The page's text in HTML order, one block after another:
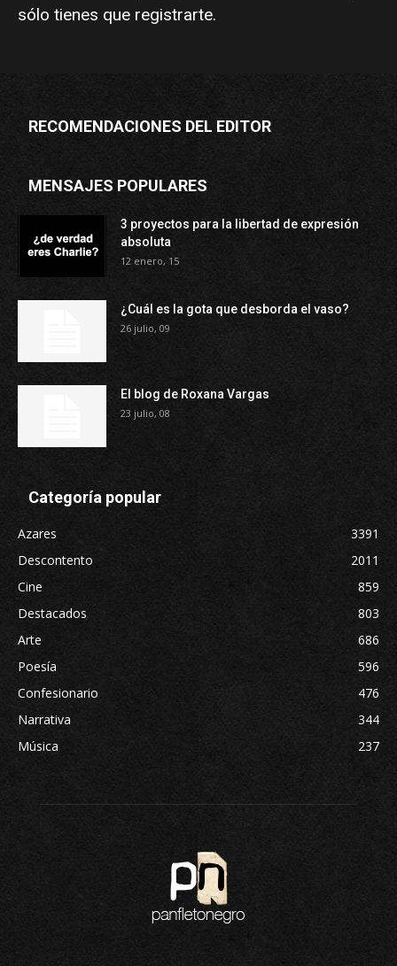
sólo tienes que registrarte.
RECOMENDACIONES DEL EDITOR
MENSAJES POPULARES
3 proyectos para la libertad de expresión
absoluta
12 enero, 15
¿Cuál es la gota que desborda el vaso?
26 julio, 09
El blog de Roxana Vargas
23 julio, 08
Categoría popular
Azares
3391
Descontento
2011
Cine
859
Destacados
803
Arte
686
Poesía
596
Confesionario
476
Narrativa
344
Música
237